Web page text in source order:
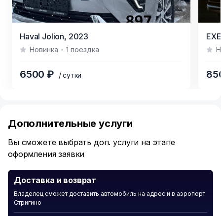
Haval Jolion, 2023
Новинка 1 поездка
6500 ₽ / сутки
of
6
Дополнительные услуги
Вы сможете выбрать доп. услуги на этапе
оформления заявки
Доставка и возврат
Владелец сможет доставить автомобиль на адрес и в аэропорт
Стригино